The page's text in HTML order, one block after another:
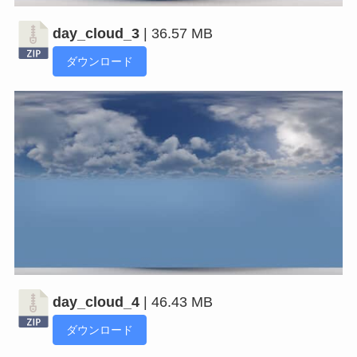
day_cloud_3| 36.57 MB
ダウンロード
day_cloud_4| 46.43 MB
ダウンロード